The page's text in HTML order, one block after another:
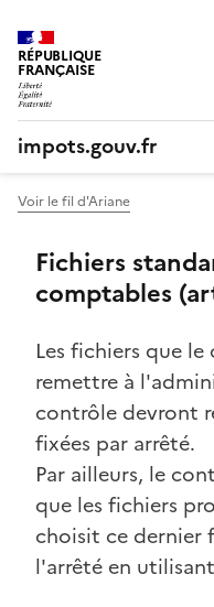
RÉPUBLIQUE
FRANÇAISE
impots.gouv.fr
Voir le fil d'Ariane
Fichiers
comptables
Les fichiers que
remettre à
contrôle devront
fixées par arrêté.
Par ailleurs, le
que les fichiers
choisit ce dernier
l'arrêté en